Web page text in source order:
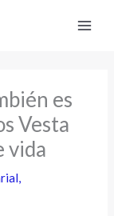
es
Vesta
vida
,